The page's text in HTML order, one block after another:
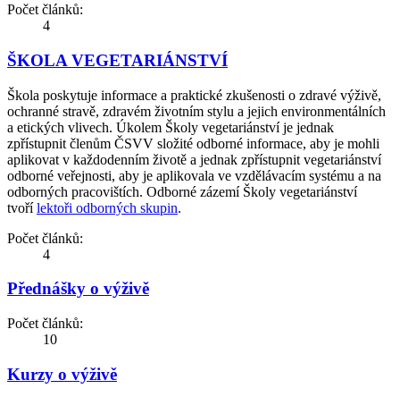
Počet článků:
4
ŠKOLA VEGETARIÁNSTVÍ
Škola poskytuje informace a praktické zkušenosti o zdravé výživě,
ochranné stravě, zdravém životním stylu a jejich environmentálních
a etických vlivech. Úkolem Školy vegetariánství je jednak
zpřístupnit členům ČSVV složité odborné informace, aby je mohli
aplikovat v každodenním životě a jednak zpřístupnit vegetariánství
odborné veřejnosti, aby je aplikovala ve vzdělávacím systému a na
odborných pracovištích. Odborné zázemí Školy vegetariánství
tvořílektoři odborných skupin.
Počet článků:
4
Přednášky o výživě
Počet článků:
10
Kurzy o výživě